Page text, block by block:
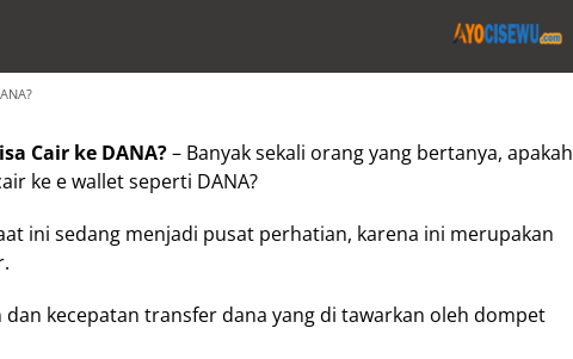
Cair ke DANA?– Banyak sekali orang yang bertanya, apakah
ke e wallet seperti DANA?
ini sedang menjadi pusat perhatian, karena ini merupakan
kecepatan transfer dana yang di tawarkan oleh dompet